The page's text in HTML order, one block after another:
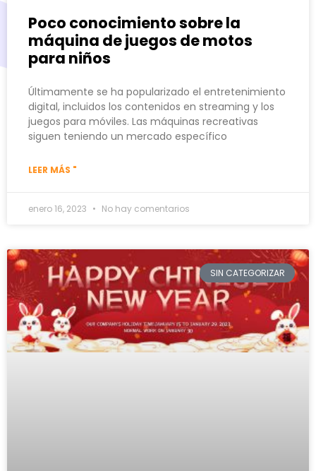
Poco conocimiento sobre la
máquina de juegos de motos
para niños
Últimamente se ha popularizado el entretenimiento
digital, incluidos los contenidos en streaming y los
juegos para móviles. Las máquinas recreativas
siguen teniendo un mercado específico
LEER MÁS "
enero 16, 2023 No hay comentarios
SIN CATEGORIZAR